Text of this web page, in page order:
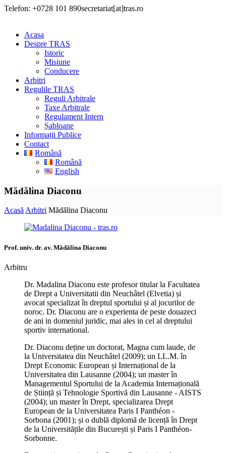
Telefon: +0728 101 890secretariat[at]tras.ro
Acasa
Despre TRAS
Istoric
Misiune
Conducere
Arbitri
Regulile TRAS
Reguli Arbitrale
Taxe Arbitrale
Regulament Intern
Șabloane
Informații Publice
Contact
Română
Română
English
Mădălina Diaconu
AcasăArbitri Mădălina Diaconu
Prof. univ. dr. av. Mădălina Diaconu
Arbitru
Dr. Madalina Diaconu este profesor titular la Facultatea
de Drept a Universitatii din Neuchâtel (Elvetia) și
avocat specializat în dreptul sportului și al jocurilor de
noroc. Dr. Diaconu are o experienta de peste douazeci
de ani in domeniul juridic, mai ales in cel al dreptului
sportiv international.
Dr. Diaconu deține un doctorat, Magna cum laude, de
la Universitatea din Neuchâtel (2009); un LL.M. în
Drept Economic European și Internațional de la
Universitatea din Lausanne (2004); un master în
Managementul Sportului de la Academia Internațională
de Știință și Tehnologie Sportivă din Lausanne - AISTS
(2004); un master în Drept, specializarea Drept
European de la Universitatea Paris I Panthéon -
Sorbona (2001); și o dublă diplomă de licență în Drept
de la Universitățile din București și Paris I Panthéon-
Sorbonne.